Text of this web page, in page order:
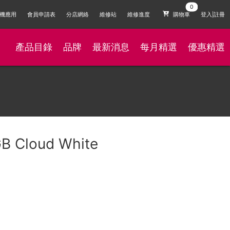
應用 會員申請表 分店網絡 維修站 維修進度 購物車 登入|註冊
產品目錄 品牌 最新消息 每月精選 優惠精選
Cloud White